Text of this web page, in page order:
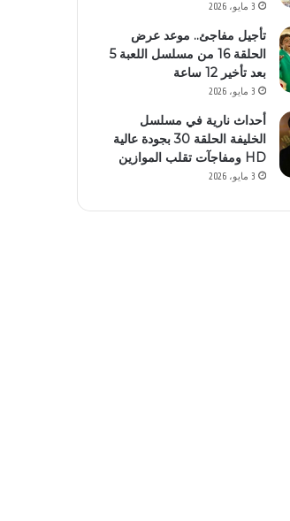
3 مايو، 2026
تأجيل مفاجئ.. موعد عرض
الحلقة 16 من مسلسل اللعبة 5
بعد تأخير 12 ساعة
3 مايو، 2026
أحداث نارية في مسلسل
الخليفة الحلقة 30 بجودة عالية
HD ومفاجآت تقلب الموازين
3 مايو، 2026